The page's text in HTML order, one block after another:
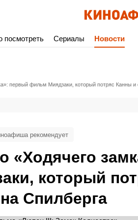
посмотреть Сериалы Новости
первый фильм Миядзаки, который потряс Канны и
«Ходячего
который
Спилберга
рекомендует